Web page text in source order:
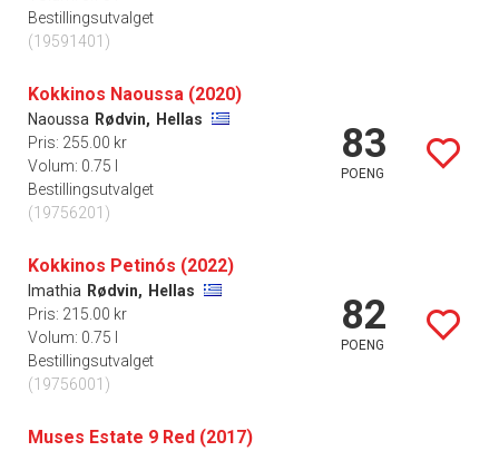
Bestillingsutvalget
(19591401)
Kokkinos Naoussa (2020)
Naoussa Rødvin, Hellas
Pris: 255.00 kr
Volum: 0.75 l
Bestillingsutvalget
(19756201)
83
POENG
Kokkinos Petinós (2022)
Imathia Rødvin, Hellas
Pris: 215.00 kr
Volum: 0.75 l
Bestillingsutvalget
(19756001)
82
POENG
Muses Estate 9 Red (2017)